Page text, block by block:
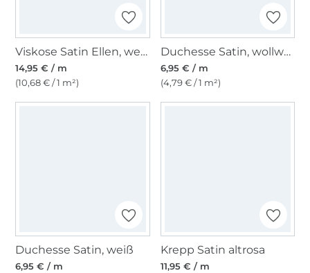
Viskose Satin Ellen, weiß
14,95 € / m
(10,68 € / 1 m²)
Duchesse Satin, wollweiß
6,95 € / m
(4,79 € / 1 m²)
Duchesse Satin, weiß
6,95 € / m
Krepp Satin altrosa
11,95 € / m